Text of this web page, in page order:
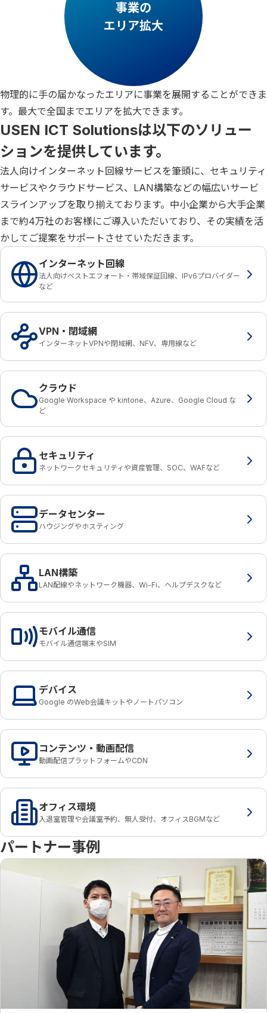
事業の
エリア拡大
物理的に手の届かなったエリアに事業を展開することができま
す。最大で全国までエリアを拡大できます。
USEN ICT Solutionsは以下のソリュー
ションを提供しています。
法人向けインターネット回線サービスを筆頭に、セキュリティ
サービスやクラウドサービス、LAN構築などの幅広いサービ
スラインアップを取り揃えております。中小企業から大手企業
まで約4万社のお客様にご導入いただいており、その実績を活
かしてご提案をサポートさせていただきます。
インターネット回線
法人向けベストエフォート・帯域保証回線、IPv6プロバイダー
など
VPN・閉域網
インターネットVPNや閉域網、NFV、専用線など
クラウド
Google Workspace や kintone、Azure、Google Cloud な
ど
セキュリティ
ネットワークセキュリティや資産管理、SOC、WAFなど
データセンター
ハウジングやホスティング
LAN構築
LAN配線やネットワーク機器、Wi-Fi、ヘルプデスクなど
モバイル通信
モバイル通信端末やSIM
デバイス
Google のWeb会議キットやノートパソコン
コンテンツ・動画配信
動画配信プラットフォームやCDN
オフィス環境
入退室管理や会議室予約、無人受付、オフィスBGMなど
パートナー事例